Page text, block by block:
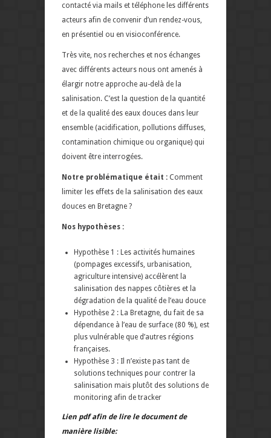
contacté via mails et téléphone les différents
acteurs afin de convenir d’un rendez-vous,
en présentiel ou en visioconférence.
Très vite, nos recherches et nos échanges
avec différents acteurs nous ont amenés à
élargir notre approche au-delà de la
salinisation. C’est la question de la quantité
et de la qualité des eaux douces dans leur
ensemble (acidification, pollutions diffuses,
contamination chimique ou organique) qui
doivent être interrogées.
Notre problématique était : Comment
limiter les effets de la salinisation des eaux
douces en Bretagne ?
Nos hypothèses :
Hypothèse 1 : Les activités humaines
(pompages excessifs, urbanisation,
agriculture intensive) accélèrent la
salinisation des nappes côtières et la
dégradation de la qualité de l’eau douce
Hypothèse 2 : La Bretagne, du fait de sa
dépendance à l’eau de surface (80 %), est
plus vulnérable que d’autres régions
françaises.
Hypothèse 3 : Il n’existe pas tant de
solutions techniques pour contrer la
salinisation mais plutôt des solutions de
monitoring afin de tracker
Lien pdf afin de lire le document de
manière lisible: